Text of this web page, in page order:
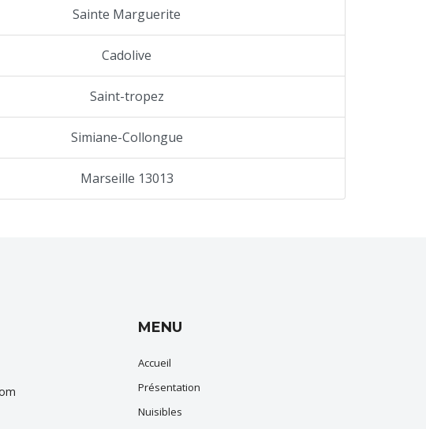
Sainte Marguerite
Cadolive
Saint-tropez
Simiane-Collongue
Marseille 13013
MENU
Accueil
Présentation
Nuisibles